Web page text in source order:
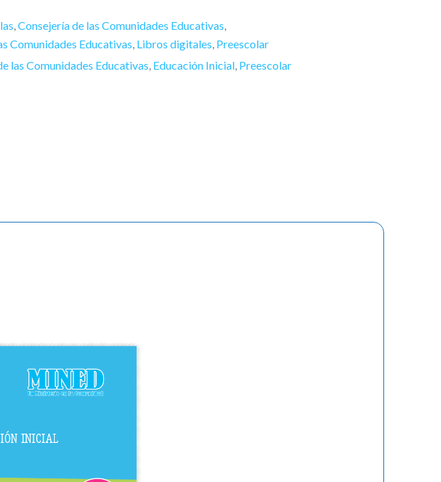
,Consejería de las Comunidades Educativas,
Comunidades Educativas, Libros digitales, Preescolar
las Comunidades Educativas, Educación Inicial, Preescolar